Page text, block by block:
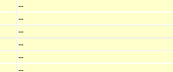
--
--
--
--
--
--